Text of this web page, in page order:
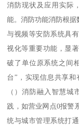
消防现状及应用实际
能。消防功能消防根据
与视频等安防系统具
视化等重要功能，显
破了单位原系统之间
台”，实现信息共享和
（）消防融入智慧
践，如营业网点0报警
统与城市管理系统打